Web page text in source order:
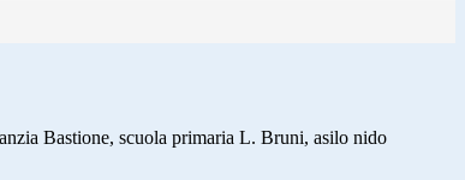
Bastione, scuola primaria L. Bruni, asilo nido